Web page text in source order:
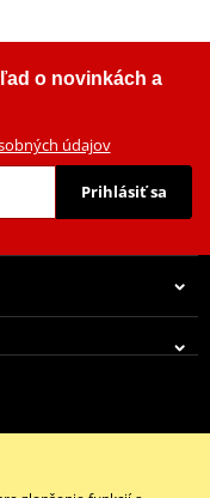
o novinkách a
údajov
Prihlásiť sa
| Ne: Zatvorené